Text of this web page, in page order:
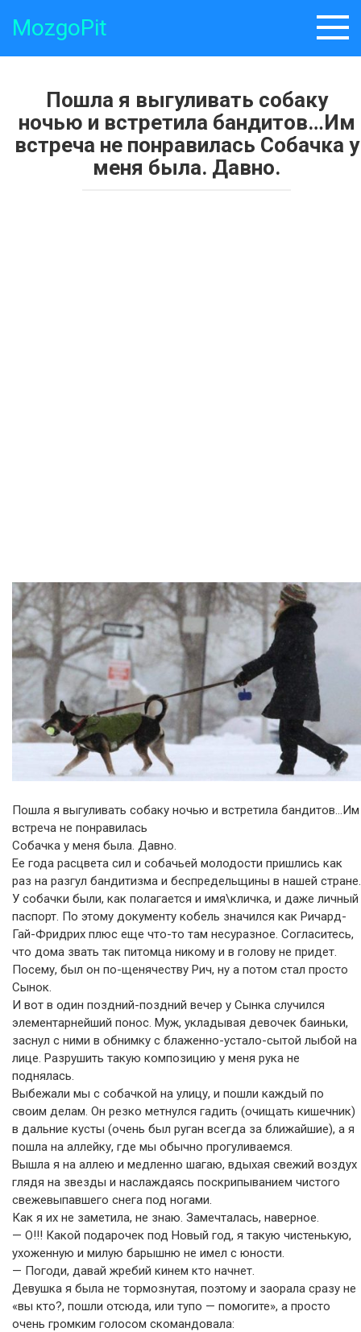
MozgoPit
Пошла я выгуливать собаку
ночью и встретила бандитов…Им
встреча не понравилась Собачка у
меня была. Давно.
Пошла я выгуливать собаку ночью и встретила бандитов…Им
встреча не понравилась
Собачка у меня была. Давно.
Ее года расцвета сил и собачьей молодости пришлись как
раз на разгул бандитизма и беспредельщины в нашей стране.
У собачки были, как полагается и имя\кличка, и даже личный
паспорт. По этому документу кобель значился как Ричард-
Гай-Фридрих плюс еще что-то там несуразное. Согласитесь,
что дома звать так питомца никому и в голову не придет.
Посему, был он по-щенячеству Рич, ну а потом стал просто
Сынок.
И вот в один поздний-поздний вечер у Сынка случился
элементарнейший понос. Муж, укладывая девочек баиньки,
заснул с ними в обнимку с блаженно-устало-сытой лыбой на
лице. Разрушить такую композицию у меня рука не
поднялась.
Выбежали мы с собачкой на улицу, и пошли каждый по
своим делам. Он резко метнулся гадить (очищать кишечник)
в дальние кусты (очень был руган всегда за ближайшие), а я
пошла на аллейку, где мы обычно прогуливаемся.
Вышла я на аллею и медленно шагаю, вдыхая свежий воздух
глядя на звезды и наслаждаясь поскрипыванием чистого
свежевыпавшего снега под ногами.
Как я их не заметила, не знаю. Замечталась, наверное.
— О!!! Какой подарочек под Новый год, я такую чистенькую,
ухоженную и милую барышню не имел с юности.
— Погоди, давай жребий кинем кто начнет.
Девушка я была не тормознутая, поэтому и заорала сразу не
«вы кто?, пошли отсюда, или тупо — помогите», а просто
очень громким голосом скомандовала: